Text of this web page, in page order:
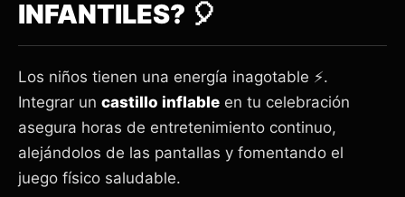
INFANTILES? 🎈
Los niños tienen una energía inagotable ⚡.
Integrar un castillo inflable en tu celebración
asegura horas de entretenimiento continuo,
alejándolos de las pantallas y fomentando el
juego físico saludable.